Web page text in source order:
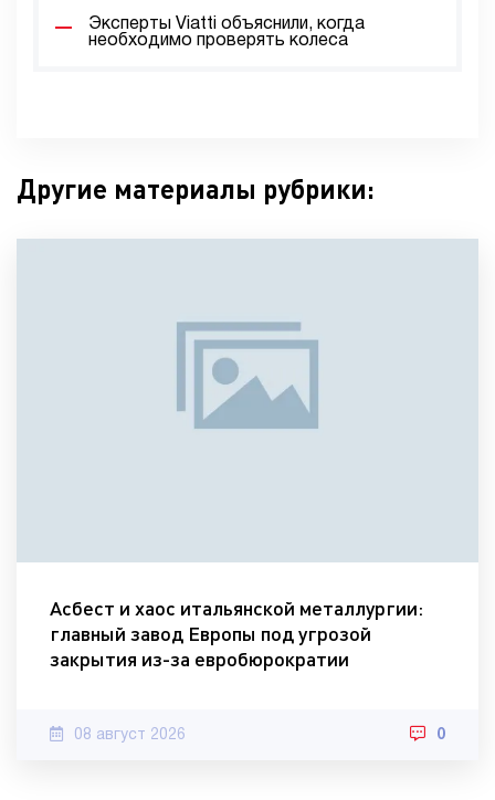
Эксперты Viatti объяснили, когда
необходимо проверять колеса
Другие материалы рубрики:
Асбест и хаос итальянской металлургии:
главный завод Европы под угрозой
закрытия из-за евробюрократии
08 август 2026 0